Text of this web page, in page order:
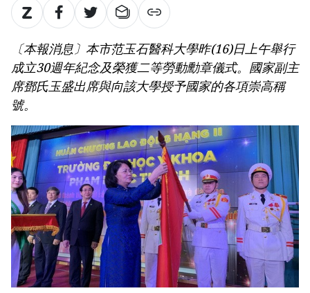
〔本報消息〕本市范玉石醫科大學昨(16)日上午舉行
成立30週年紀念及榮獲二等勞動勳章儀式。國家副主
席鄧氏玉盛出席與向該大學授予國家的各項崇高稱
號。